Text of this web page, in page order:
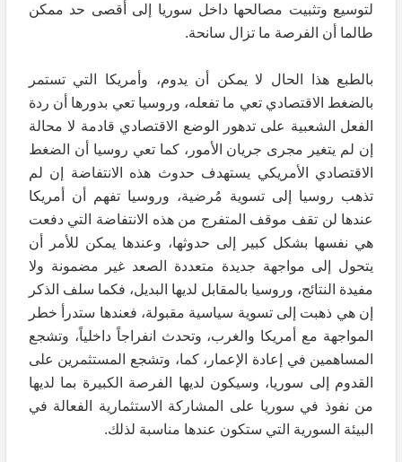
لتوسيع وتثبيت مصالحها داخل سوريا إلى أقصى حد ممكن
طالما أن الفرصة ما تزال سانحة.
بالطبع هذا الحال لا يمكن أن يدوم، وأمريكا التي تستمر
بالضغط الاقتصادي تعي ما تفعله، وروسيا تعي بدورها أن ردة
الفعل الشعبية على تدهور الوضع الاقتصادي قادمة لا محالة
إن لم يتغير مجرى جريان الأمور، كما تعي روسيا أن الضغط
الاقتصادي الأمريكي يستهدف حدوث هذه الانتفاضة إن لم
تذهب روسيا إلى تسوية مُرضية، وروسيا تفهم أن أمريكا
عندها لن تقف موقف المتفرج من هذه الانتفاضة التي دفعت
هي نفسها بشكل كبير إلى حدوثها، وعندها يمكن للأمر أن
يتحول إلى مواجهة جديدة متعددة الصعد غير مضمونة ولا
مفيدة النتائج، وروسيا بالمقابل لديها البديل، فكما سلف الذكر
إن هي ذهبت إلى تسوية سياسية مقبولة، فعندها ستدرأ خطر
المواجهة مع أمريكا والغرب، وتحدث انفراجاً داخلياً، وتشجع
المساهمين في إعادة الإعمار، كما، وتشجع المستثمرين على
القدوم إلى سوريا، وسيكون لديها الفرصة الكبيرة بما لديها
من نفوذ في سوريا على المشاركة الاستثمارية الفعالة في
البيئة السورية التي ستكون عندها مناسبة لذلك.